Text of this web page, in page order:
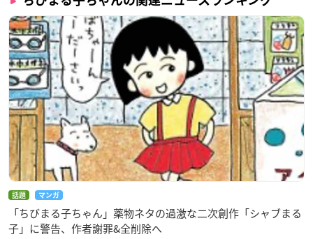
話題 マンガ
「ちびまる子ちゃん」薬物ネタの過激な二次創作「シャブまる
子」に警告、作者謝罪&全削除へ